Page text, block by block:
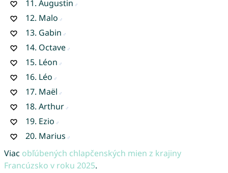
11. Augustin
12. Malo
13. Gabin
14. Octave
15. Léon
16. Léo
17. Maël
18. Arthur
19. Ezio
20. Marius
Viac obľúbených chlapčenských mien z krajiny
Francúzsko v roku 2025.